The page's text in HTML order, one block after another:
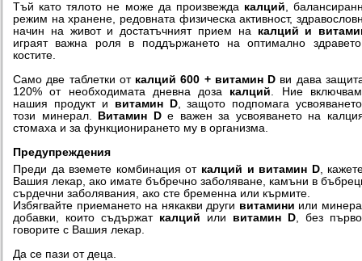
Тъй като тялото не може да произвежда калций,
режим на хранене, редовната физическа активност,
начин на живот и достатъчният прием на калций и
играят важна роля в поддържането на оптимално
костите.
Само две таблетки от калций 600 + витамин D ви дава
120% от необходимата дневна доза калций. Ние
нашия продукт и витамин D, защото подпомага
този минерал.
Витамин Dе важен за усвояването на
стомаха и за функционирането му в организма.
Предупреждения
Преди да вземете комбинация от калций и витамин D,
Вашия лекар, ако имате бъбречно заболяване, камъни в
сърдечни заболявания, ако сте бременна или кърмите.
Избягвайте приемането на някакви други витамини или
добавки, които съдържат калций или витамин D, без
говорите с Вашия лекар.
Да се пази от деца.